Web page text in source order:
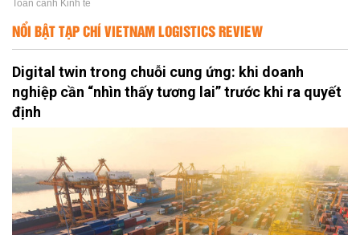
Toàn cảnh Kinh tế
NỔI BẬT TẠP CHÍ VIETNAM LOGISTICS REVIEW
Digital twin trong chuỗi cung ứng: khi doanh
nghiệp cần “nhìn thấy tương lai” trước khi ra quyết
định